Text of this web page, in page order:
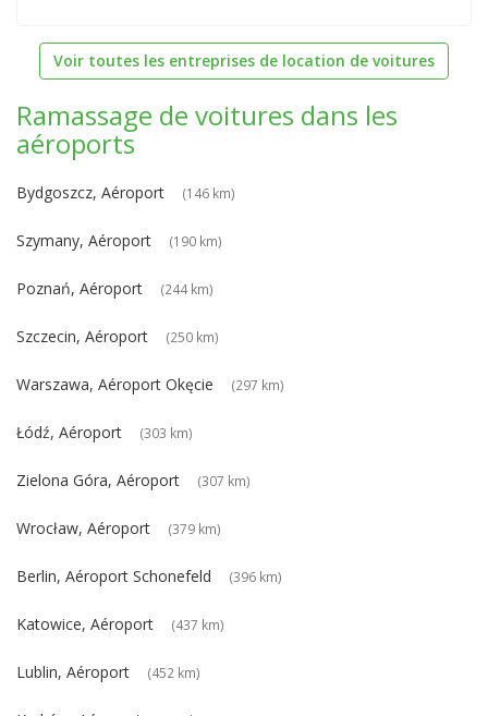
Voir toutes les entreprises de location de voitures
Ramassage de voitures dans les
aéroports
Bydgoszcz, Aéroport (146 km)
Szymany, Aéroport (190 km)
Poznań, Aéroport (244 km)
Szczecin, Aéroport (250 km)
Warszawa, Aéroport Okęcie (297 km)
Łódź, Aéroport (303 km)
Zielona Góra, Aéroport (307 km)
Wrocław, Aéroport (379 km)
Berlin, Aéroport Schonefeld (396 km)
Katowice, Aéroport (437 km)
Lublin, Aéroport (452 km)